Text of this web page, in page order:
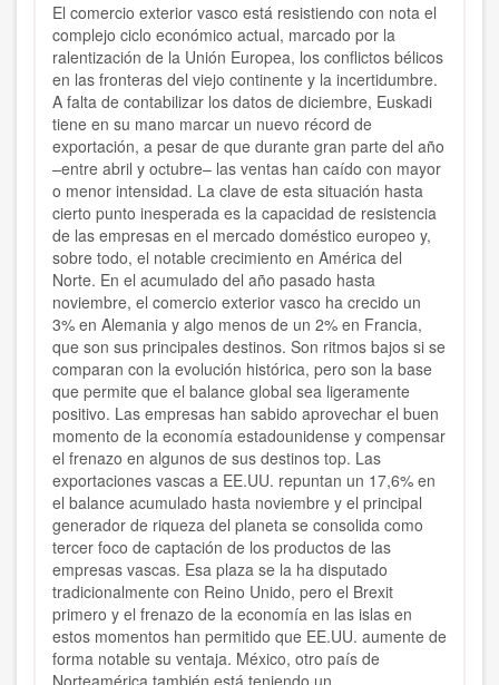
El comercio exterior vasco está resistiendo con nota el
complejo ciclo económico actual, marcado por la
ralentización de la Unión Europea, los conflictos bélicos
en las fronteras del viejo continente y la incertidumbre.
A falta de contabilizar los datos de diciembre, Euskadi
tiene en su mano marcar un nuevo récord de
exportación, a pesar de que durante gran parte del año
–entre abril y octubre– las ventas han caído con mayor
o menor intensidad. La clave de esta situación hasta
cierto punto inesperada es la capacidad de resistencia
de las empresas en el mercado doméstico europeo y,
sobre todo, el notable crecimiento en América del
Norte. En el acumulado del año pasado hasta
noviembre, el comercio exterior vasco ha crecido un
3% en Alemania y algo menos de un 2% en Francia,
que son sus principales destinos. Son ritmos bajos si se
comparan con la evolución histórica, pero son la base
que permite que el balance global sea ligeramente
positivo. Las empresas han sabido aprovechar el buen
momento de la economía estadounidense y compensar
el frenazo en algunos de sus destinos top. Las
exportaciones vascas a EE.UU. repuntan un 17,6% en
el balance acumulado hasta noviembre y el principal
generador de riqueza del planeta se consolida como
tercer foco de captación de los productos de las
empresas vascas. Esa plaza se la ha disputado
tradicionalmente con Reino Unido, pero el Brexit
primero y el frenazo de la economía en las islas en
estos momentos han permitido que EE.UU. aumente de
forma notable su ventaja. México, otro país de